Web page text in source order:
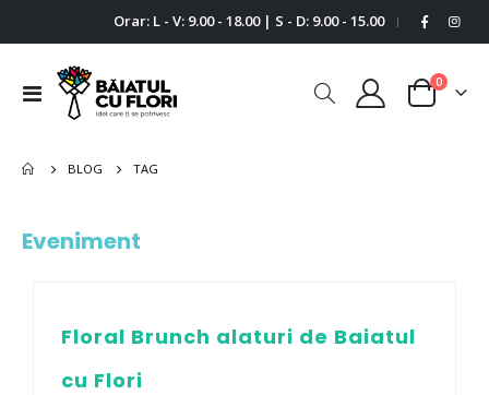
Orar: L - V: 9.00 - 18.00 | S - D: 9.00 - 15.00 |
Comutare
Cart
0
BLOG TAG
Eveniment
Floral Brunch alaturi de Baiatul
cu Flori